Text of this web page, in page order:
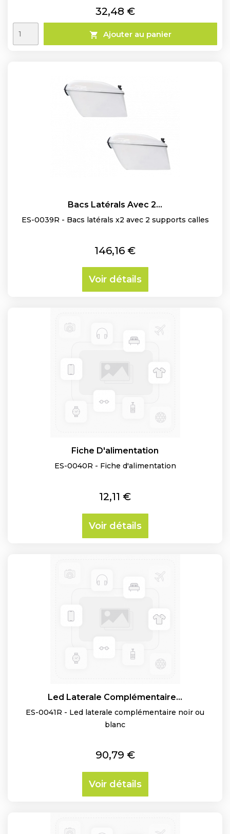
Prix
32,48 €
 Ajouter au panier
Bacs Latérals Avec 2...
ES-0039R - Bacs latérals x2 avec 2 supports calles
Prix
146,16 €
Voir détails
Fiche D'alimentation
ES-0040R - Fiche d'alimentation
Prix
12,11 €
Voir détails
Led Laterale Complémentaire...
ES-0041R - Led laterale complémentaire noir ou
blanc
Prix
90,79 €
Voir détails